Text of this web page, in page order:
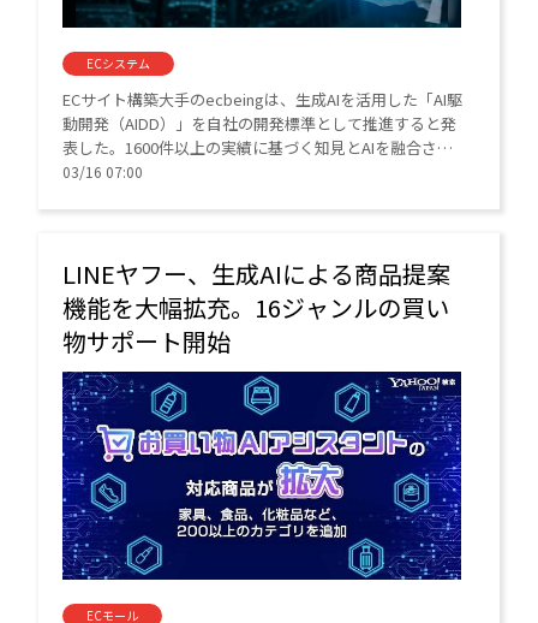
ECシステム
ECサイト構築大手のecbeingは、生成AIを活用した「AI駆
動開発（AIDD）」を自社の開発標準として推進すると発
表した。1600件以上の実績に基づく知見とAIを融合さ
せ、要件定義から運用までを最適化。品質向上とコスト
03/16 07:00
LINEヤフー、生成AIによる商品提案
機能を大幅拡充。16ジャンルの買い
物サポート開始
ECモール